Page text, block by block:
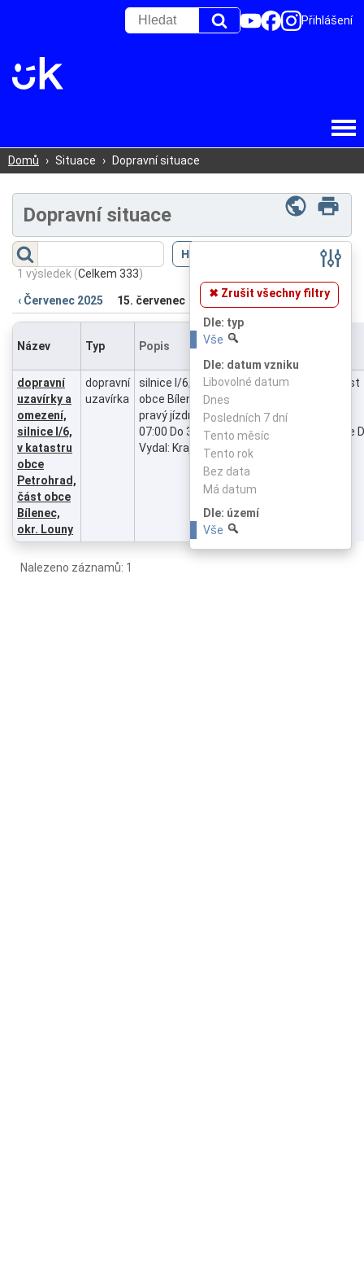
Přihlášení
Domů › Situace › Dopravní situace
Dopravní situace
1 výsledek (Celkem 333)
‹ Červenec 2025 15. červenec
✖ Zrušit všechny filtry
Dle: typ
Vše
Dle: datum vzniku
Libovolné datum
Dnes
Posledních 7 dní
Tento měsíc
Tento rok
Bez data
Má datum
Dle: území
Vše
Název Typ Popis
dopravní
uzavírky a
omezení,
silnice I/6,
v katastru
obce
Petrohrad,
část obce
Bílenec,
okr. Louny
dopravní
uzavírka
silnice I/6, v katastru obce Petrohrad, část
obce Bílenec, okr. Louny, stavební práce,
pravý jízdní pruh uzavřen, Od 15.07.2025
07:00 Do 30.06.2028 23:59, stavba dálnice
Vydal: Krajský úřad Ústeckého kraje
Nalezeno záznamů: 1